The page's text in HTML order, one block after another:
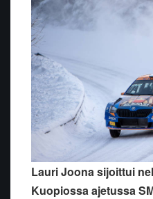
Lauri Joona sijoittui
Kuopiossa ajetussa